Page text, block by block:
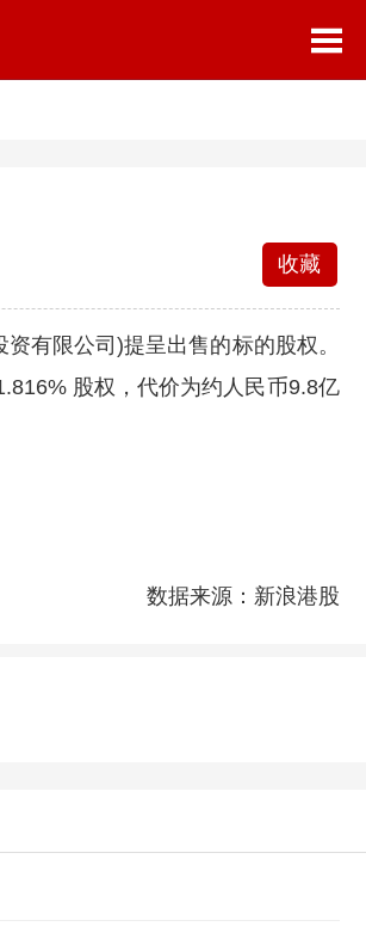
收藏
有限公司)提呈出售的标的股权。
股权，代价为约人民币9.8亿
数据来源：新浪港股